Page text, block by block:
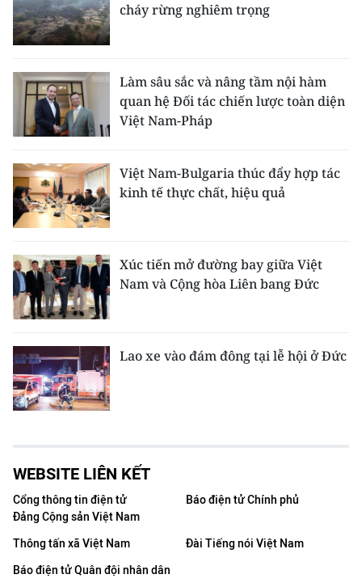
cháy rừng nghiêm trọng
Làm sâu sắc và nâng tầm nội hàm
quan hệ Đối tác chiến lược toàn diện
Việt Nam-Pháp
Việt Nam-Bulgaria thúc đẩy hợp tác
kinh tế thực chất, hiệu quả
Xúc tiến mở đường bay giữa Việt
Nam và Cộng hòa Liên bang Đức
Lao xe vào đám đông tại lễ hội ở Đức
WEBSITE LIÊN KẾT
Cổng thông tin điện tử
Đảng Cộng sản Việt Nam
Báo điện tử Chính phủ
Thông tấn xã Việt Nam
Đài Tiếng nói Việt Nam
Báo điện tử Quân đội nhân dân